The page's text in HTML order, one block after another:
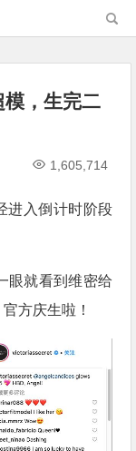
，生完二
1,605,714
进入倒计时阶段
眼就看到维密给
方庆生啦！